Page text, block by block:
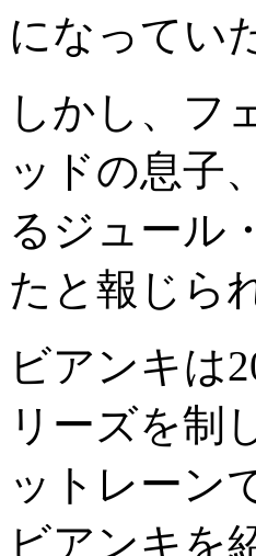
になってい
しかし、フ
ッドの息子
るジュール
たと報じら
ビアンキは
リーズを制
ットレーン
ビアンキを